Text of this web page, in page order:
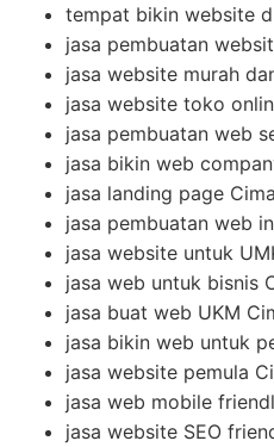
tempat bikin website
jasa pembuatan
jasa website murah
jasa website toko
jasa pembuatan web
jasa bikin web
jasa landing page
jasa pembuatan web
jasa website untuk
jasa web untuk bisnis
jasa buat web UKM
jasa bikin web untuk
jasa website pemula
jasa web mobile
jasa website SEO